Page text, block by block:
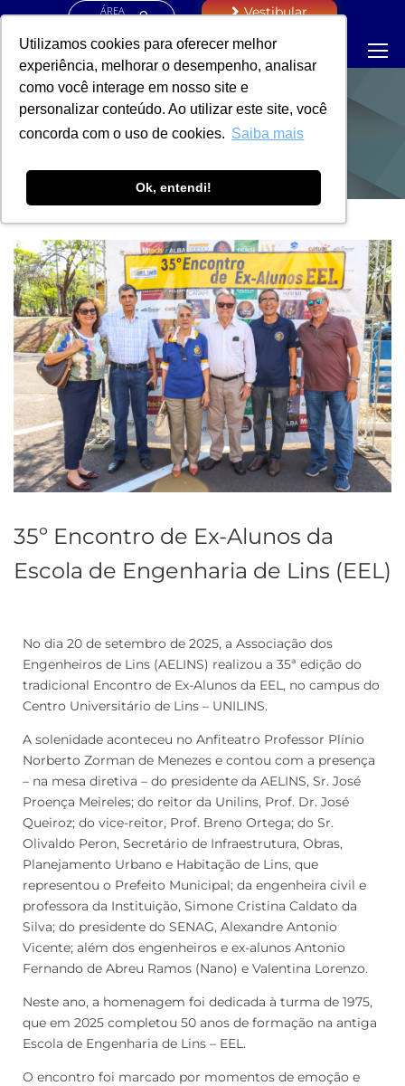
Utilizamos cookies para oferecer melhor
experiência, melhorar o desempenho, analisar
como você interage em nosso site e
personalizar conteúdo. Ao utilizar este site, você
concorda com o uso de cookies. Saiba mais
Ok, entendi!
ÁREA
Vestibular
NOTÍCIAS
35º Encontro de Ex-Alunos da
Escola de Engenharia de Lins (EEL)
No dia 20 de setembro de 2025, a Associação dos
Engenheiros de Lins (AELINS) realizou a 35ª edição do
tradicional Encontro de Ex-Alunos da EEL, no campus do
Centro Universitário de Lins – UNILINS.
A solenidade aconteceu no Anfiteatro Professor Plínio
Norberto Zorman de Menezes e contou com a presença
– na mesa diretiva – do presidente da AELINS, Sr. José
Proença Meireles; do reitor da Unilins, Prof. Dr. José
Queiroz; do vice-reitor, Prof. Breno Ortega; do Sr.
Olivaldo Peron, Secretário de Infraestrutura, Obras,
Planejamento Urbano e Habitação de Lins, que
representou o Prefeito Municipal; da engenheira civil e
professora da Instituição, Simone Cristina Caldato da
Silva; do presidente do SENAG, Alexandre Antonio
Vicente; além dos engenheiros e ex-alunos Antonio
Fernando de Abreu Ramos (Nano) e Valentina Lorenzo.
Neste ano, a homenagem foi dedicada à turma de 1975,
que em 2025 completou 50 anos de formação na antiga
Escola de Engenharia de Lins – EEL.
O encontro foi marcado por momentos de emoção e